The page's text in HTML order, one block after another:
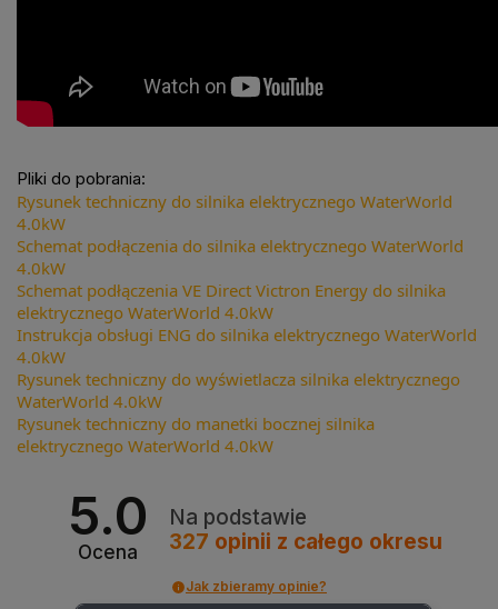
Pliki do pobrania:
Rysunek techniczny do silnika elektrycznego WaterWorld
4.0kW
Schemat podłączenia do silnika elektrycznego WaterWorld
4.0kW
Schemat podłączenia VE Direct Victron Energy do silnika
elektrycznego WaterWorld 4.0kW
Instrukcja obsługi ENG do silnika elektrycznego WaterWorld
4.0kW
Rysunek techniczny do wyświetlacza silnika elektrycznego
WaterWorld 4.0kW
Rysunek techniczny do manetki bocznej silnika
elektrycznego WaterWorld 4.0kW
5.0
Ocena
Na podstawie
327 opinii z całego okresu
Jak zbieramy opinie?